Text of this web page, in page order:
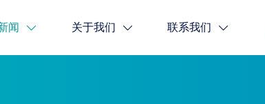
闻 关于我们 联系我们